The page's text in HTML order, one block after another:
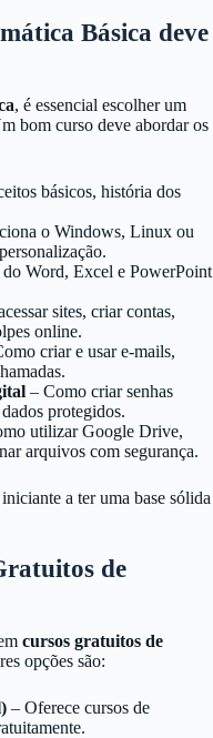
Básica deve
, é essencial escolher um
bom curso deve abordar os
básicos, história dos
o Windows, Linux ou
Word, Excel e PowerPoint
sites, criar contas,
online.
criar e usar e-mails,
– Como criar senhas
protegidos.
utilizar Google Drive,
arquivos com segurança.
a ter uma base sólida
de
cursos gratuitos de
opções são:
– Oferece cursos de